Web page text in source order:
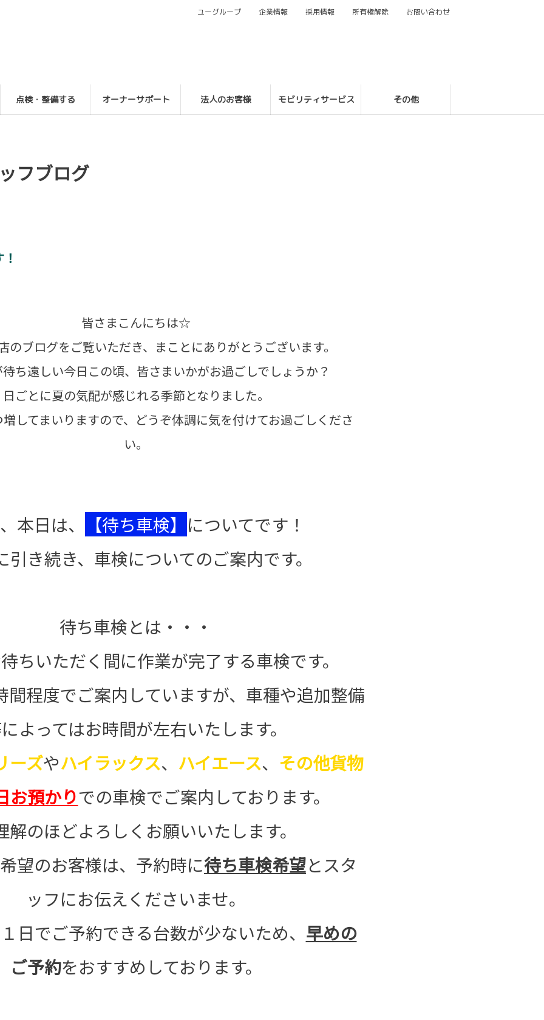
点検・整備する オーナーサポート 法人のお客様 モビリティサービス その他
ユーグループ 企業情報 採用情報 所有権解除 お問い合わせ
フブログ
皆さまこんにちは☆
のブログをご覧いただき、まことにありがとうございます。
ち遠しい今日この頃、皆さまいかがお過ごしでしょうか？
日ごとに夏の気配が感じれる季節となりました。
してまいりますので、どうぞ体調に気を付けてお過ごしくださ
い。
本日は、 【待ち車検】 についてです！
引き続き、車検についてのご案内です。
待ち車検とは・・・
ちいただく間に作業が完了する車検です。
間程度でご案内していますが、車種や追加整備
よってはお時間が左右いたします。
ーズやハイラックス、 ハイエース、 その他貨物
お預かりでの車検でご案内しております。
解のほどよろしくお願いいたします。
望のお客様は、予約時に待ち車検希望とスタ
ッフにお伝えくださいませ。
日でご予約できる台数が少ないため、 早めの
ご予約をおすすめしております。